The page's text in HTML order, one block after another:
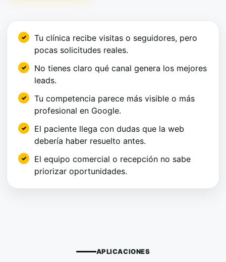
Tu clínica recibe visitas o seguidores, pero
pocas solicitudes reales.
No tienes claro qué canal genera los mejores
leads.
Tu competencia parece más visible o más
profesional en Google.
El paciente llega con dudas que la web
debería haber resuelto antes.
El equipo comercial o recepción no sabe
priorizar oportunidades.
APLICACIONES